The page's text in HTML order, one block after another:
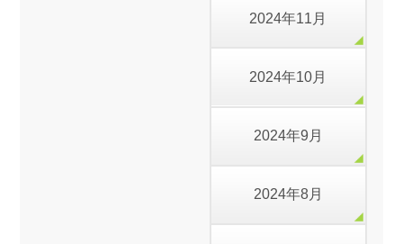
2024年11月
2024年10月
2024年9月
2024年8月